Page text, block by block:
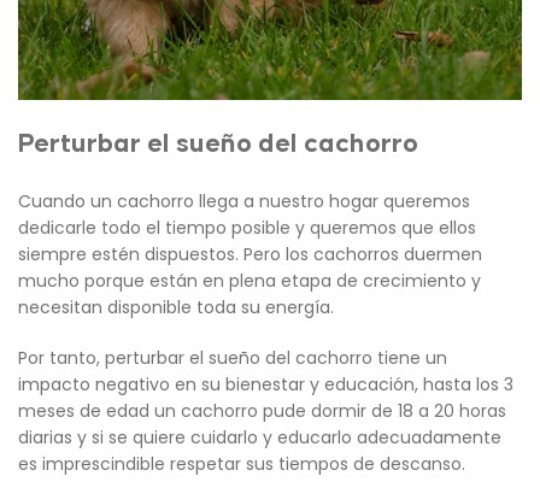
Perturbar el sueño del cachorro
Cuando un cachorro llega a nuestro hogar queremos
dedicarle todo el tiempo posible y queremos que ellos
siempre estén dispuestos. Pero los cachorros duermen
mucho porque están en plena etapa de crecimiento y
necesitan disponible toda su energía.
Por tanto, perturbar el sueño del cachorro tiene un
impacto negativo en su bienestar y educación, hasta los 3
meses de edad un cachorro pude dormir de 18 a 20 horas
diarias y si se quiere cuidarlo y educarlo adecuadamente
es imprescindible respetar sus tiempos de descanso.